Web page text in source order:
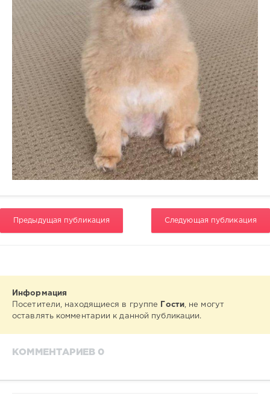
Предыдущая публикация Следующая публикация
Информация
Посетители, находящиеся в группе
Гости, не могут
оставлять комментарии к данной публикации.
КОММЕНТАРИЕВ 0